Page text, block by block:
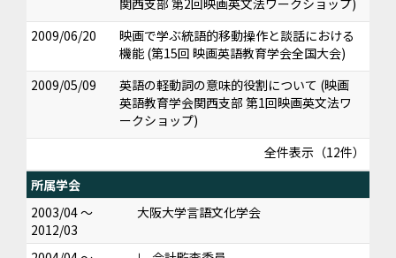
関西支部 第2回映画英文法ワークショップ)
2009/06/20
映画で学ぶ統語的移動操作と談話における
機能 (第15回 映画英語教育学会全国大会)
2009/05/09
英語の軽動詞の意味的役割について (映画
英語教育学会関西支部 第1回映画英文法ワ
ークショップ)
全件表示（12件）
所属学会
2003/04 ～
2012/03
大阪大学言語文化学会